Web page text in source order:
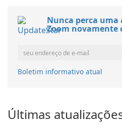
Nunca perca
Zoom novamente
Boletim informativo atual
Últimas